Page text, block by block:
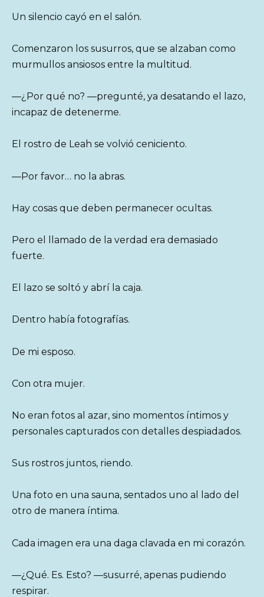
Un silencio cayó en el salón.
Comenzaron los susurros, que se alzaban como
murmullos ansiosos entre la multitud.
—¿Por qué no? —pregunté, ya desatando el lazo,
incapaz de detenerme.
El rostro de Leah se volvió ceniciento.
—Por favor… no la abras.
Hay cosas que deben permanecer ocultas.
Pero el llamado de la verdad era demasiado
fuerte.
El lazo se soltó y abrí la caja.
Dentro había fotografías.
De mi esposo.
Con otra mujer.
No eran fotos al azar, sino momentos íntimos y
personales capturados con detalles despiadados.
Sus rostros juntos, riendo.
Una foto en una sauna, sentados uno al lado del
otro de manera íntima.
Cada imagen era una daga clavada en mi corazón.
—¿Qué. Es. Esto? —susurré, apenas pudiendo
respirar.